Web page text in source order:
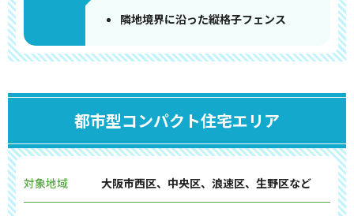
隣地境界に沿った縦格子フェンス
都市型コンパクト住宅エリア
対象地域 大阪市西区、中央区、浪速区、生野区など